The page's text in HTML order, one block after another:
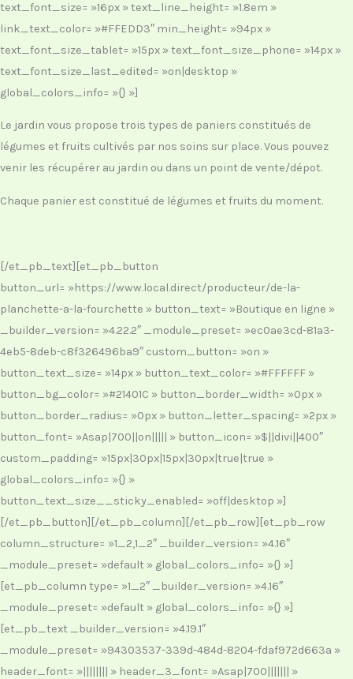
text_font_size= »16px » text_line_height= »1.8em »
link_text_color= »#FFEDD3″ min_height= »94px »
text_font_size_tablet= »15px » text_font_size_phone= »14px »
text_font_size_last_edited= »on|desktop »
global_colors_info= »{} »]
Le jardin vous propose trois types de paniers constitués de
légumes et fruits cultivés par nos soins sur place. Vous pouvez
venir les récupérer au jardin ou dans un point de vente/dépot.
Chaque panier est constitué de légumes et fruits du moment.
[/et_pb_text][et_pb_button
button_url= »https://www.local.direct/producteur/de-la-
planchette-a-la-fourchette » button_text= »Boutique en ligne »
_builder_version= »4.22.2″ _module_preset= »ec0ae3cd-81a3-
4eb5-8deb-c8f326496ba9″ custom_button= »on »
button_text_size= »14px » button_text_color= »#FFFFFF »
button_bg_color= »#21401C » button_border_width= »0px »
button_border_radius= »0px » button_letter_spacing= »2px »
button_font= »Asap|700||on||||| » button_icon= »$||divi||400″
custom_padding= »15px|30px|15px|30px|true|true »
global_colors_info= »{} »
button_text_size__sticky_enabled= »off|desktop »]
[/et_pb_button][/et_pb_column][/et_pb_row][et_pb_row
column_structure= »1_2,1_2″ _builder_version= »4.16″
_module_preset= »default » global_colors_info= »{} »]
[et_pb_column type= »1_2″ _builder_version= »4.16″
_module_preset= »default » global_colors_info= »{} »]
[et_pb_text _builder_version= »4.19.1″
_module_preset= »94303537-339d-484d-8204-fdaf972d663a »
header_font= »|||||||| » header_3_font= »Asap|700||||||| »